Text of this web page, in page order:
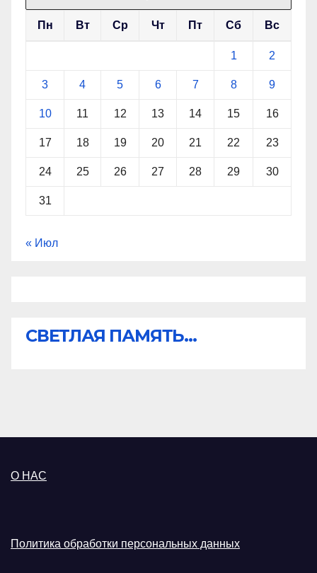
Пн Вт Ср Чт Пт Сб Вс
1 2
3 4 5 6 7 8 9
10 11 12 13 14 15 16
17 18 19 20 21 22 23
24 25 26 27 28 29 30
31
« Июл
СВЕТЛАЯ ПАМЯТЬ...
О НАС
Политика обработки персональных данных